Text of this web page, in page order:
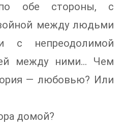
обе стороны, с
между людьми
с непреодолимой
между ними… Чем
— любовью? Или
домой?